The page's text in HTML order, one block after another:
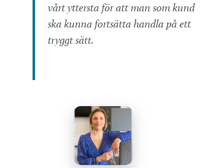
vårt yttersta för att man som kund
ska kunna fortsätta handla på ett
tryggt sätt.